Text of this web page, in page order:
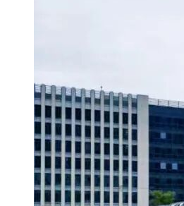
（三）方式：供应商应在采购文件
到本项目获取采购文件。供应商成
供应商网上获取采购文件需申领
未及时办理相关手续导致无法参与
（四）本项目共分两个包。供应
（五）售价：0元。
五、提交投标文件截止时间、开标